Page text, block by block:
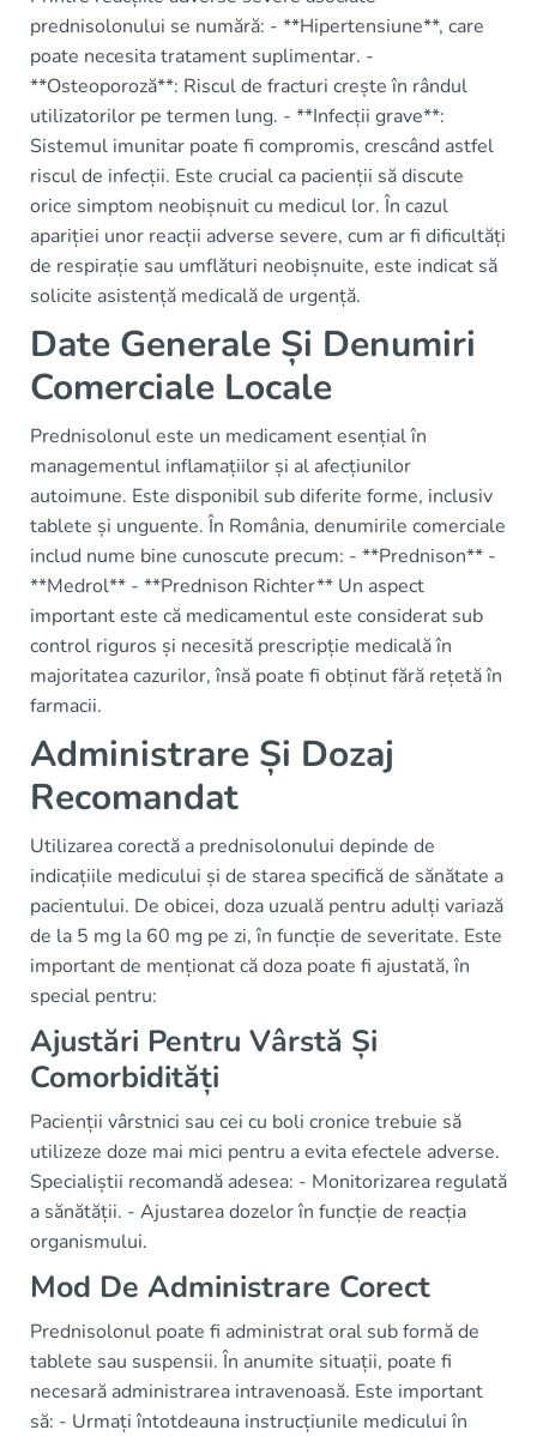
prednisolonului se numără: - **Hipertensiune**, care
poate necesita tratament suplimentar. -
**Osteoporoză**: Riscul de fracturi crește în rândul
utilizatorilor pe termen lung. - **Infecții grave**:
Sistemul imunitar poate fi compromis, crescând astfel
riscul de infecții. Este crucial ca pacienții să discute
orice simptom neobișnuit cu medicul lor. În cazul
apariției unor reacții adverse severe, cum ar fi dificultăți
de respirație sau umflături neobișnuite, este indicat să
solicite asistență medicală de urgență.
Date Generale Și Denumiri
Comerciale Locale
Prednisolonul este un medicament esențial în
managementul inflamațiilor și al afecțiunilor
autoimune. Este disponibil sub diferite forme, inclusiv
tablete și unguente. În România, denumirile comerciale
includ nume bine cunoscute precum: - **Prednison** -
**Medrol** - **Prednison Richter** Un aspect
important este că medicamentul este considerat sub
control riguros și necesită prescripție medicală în
majoritatea cazurilor, însă poate fi obținut fără rețetă în
farmacii.
Administrare Și Dozaj
Recomandat
Utilizarea corectă a prednisolonului depinde de
indicațiile medicului și de starea specifică de sănătate a
pacientului. De obicei, doza uzuală pentru adulți variază
de la 5 mg la 60 mg pe zi, în funcție de severitate. Este
important de menționat că doza poate fi ajustată, în
special pentru:
Ajustări Pentru Vârstă Și
Comorbidități
Pacienții vârstnici sau cei cu boli cronice trebuie să
utilizeze doze mai mici pentru a evita efectele adverse.
Specialiștii recomandă adesea: - Monitorizarea regulată
a sănătății. - Ajustarea dozelor în funcție de reacția
organismului.
Mod De Administrare Corect
Prednisolonul poate fi administrat oral sub formă de
tablete sau suspensii. În anumite situații, poate fi
necesară administrarea intravenoasă. Este important
să: - Urmați întotdeauna instrucțiunile medicului în